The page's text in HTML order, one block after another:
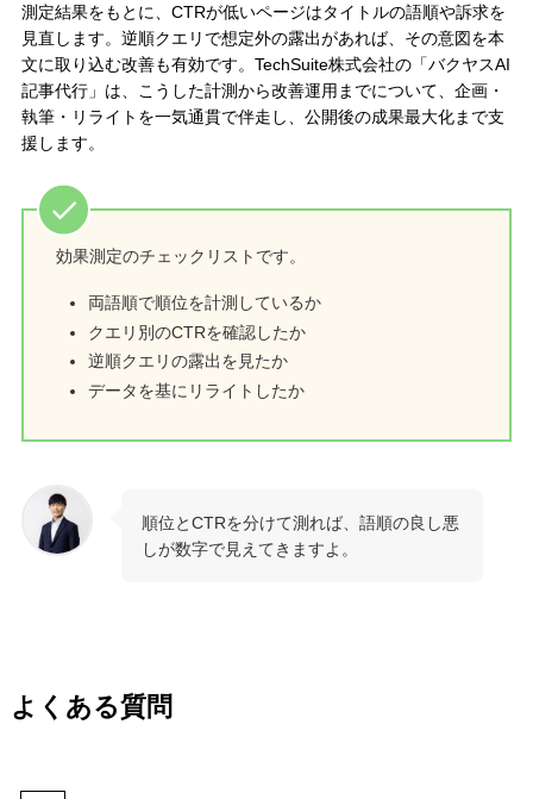
測定結果をもとに、CTRが低いページはタイトルの語順や訴求を
見直します。逆順クエリで想定外の露出があれば、その意図を本
文に取り込む改善も有効です。TechSuite株式会社の「バクヤスAI
記事代行」は、こうした計測から改善運用までについて、企画・
執筆・リライトを一気通貫で伴走し、公開後の成果最大化まで支
援します。
効果測定のチェックリストです。
両語順で順位を計測しているか
クエリ別のCTRを確認したか
逆順クエリの露出を見たか
データを基にリライトしたか
順位とCTRを分けて測れば、語順の良し悪
しが数字で見えてきますよ。
よくある質問